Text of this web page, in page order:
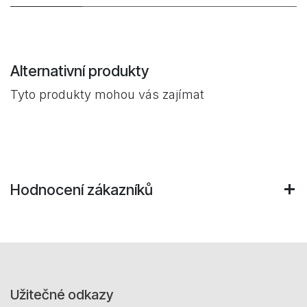
Alternativní produkty
Tyto produkty mohou vás zajímat
Hodnocení zákazníků
Užitečné odkazy